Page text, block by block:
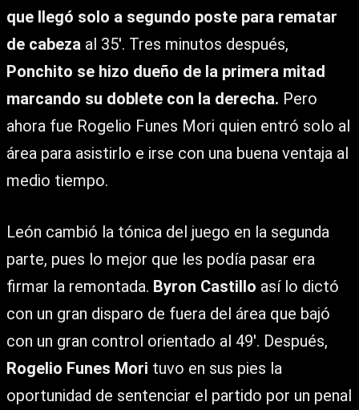
que llegó solo a segundo poste para rematar
de cabeza al 35′. Tres minutos después,
Ponchito se hizo dueño de la primera mitad
marcando su doblete con la derecha. Pero
ahora fue Rogelio Funes Mori quien entró solo al
área para asistirlo e irse con una buena ventaja al
medio tiempo.
León cambió la tónica del juego en la segunda
parte, pues lo mejor que les podía pasar era
firmar la remontada. Byron Castillo así lo dictó
con un gran disparo de fuera del área que bajó
con un gran control orientado al 49′. Después,
Rogelio Funes Mori tuvo en sus pies la
oportunidad de sentenciar el partido por un penal